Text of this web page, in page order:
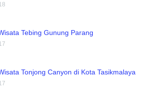
Tebing Gunung Parang
Tonjong Canyon di Kota Tasikmalaya